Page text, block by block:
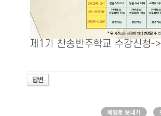
제1기 찬송반주학교 수강신청->